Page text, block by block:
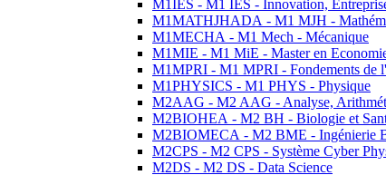
M1IES - M1 IES - Innovation,
M1MATHJHADA - M1 MJH -
M1MECHA - M1 Mech - Mécanique
M1MIE - M1 MiE - Master en
M1MPRI - M1 MPRI - Fondements de
M1PHYSICS - M1 PHYS - Physique
M2AAG - M2 AAG - Analyse,
M2BIOHEA - M2 BH - Biologie et
M2BIOMECA - M2 BME - Ingénierie
M2CPS - M2 CPS - Système Cyber
M2DS - M2 DS - Data Science